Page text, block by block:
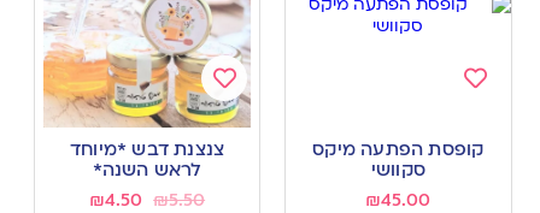
to
wishlist
קופסת הפתעה מיקס
סקוושי
₪45.00
Add
wishlist
צנצנת דבש *מיוחד
לראש השנה*
₪5.50
₪4.50